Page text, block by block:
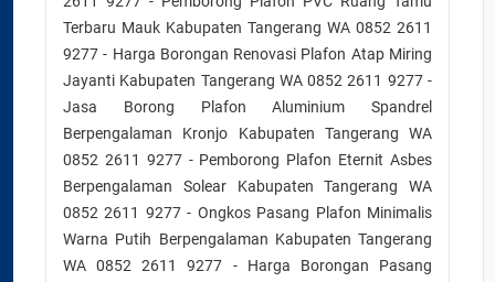
Terbaru Mauk Kabupaten Tangerang WA 0852 2611
9277 - Harga Borongan Renovasi Plafon Atap Miring
Jayanti Kabupaten Tangerang WA 0852 2611 9277 -
Jasa Borong Plafon Aluminium Spandrel
Berpengalaman Kronjo Kabupaten Tangerang WA
0852 2611 9277 - Pemborong Plafon Eternit Asbes
Berpengalaman Solear Kabupaten Tangerang WA
0852 2611 9277 - Ongkos Pasang Plafon Minimalis
Warna Putih Berpengalaman Kabupaten Tangerang
WA 0852 2611 9277 - Harga Borongan Pasang